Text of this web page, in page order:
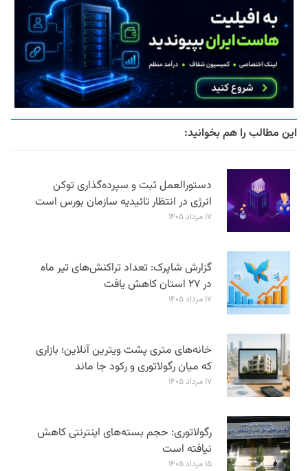
این مطالب را هم بخوانید:
دستورالعمل ثبت و سپرده‌گذاری توکن
انرژی در انتظار تائیدیه سازمان بورس است
۱۷ مرداد ۱۴۰۵
گزارش شاپرک: تعداد تراکنش‌های تیر ماه
در ۲۷ استان‌ کاهش یافت
۱۷ مرداد ۱۴۰۵
خانه‌های متری پشت ویترین آنلاین؛ بازاری
که میان رگولاتوری و رکود جا ماند
۱۷ مرداد ۱۴۰۵
رگولاتوری: حجم بسته‌های اینترنتی کاهش
نیافته است
۱۵ مرداد ۱۴۰۵